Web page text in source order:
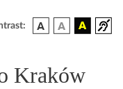
Kraków